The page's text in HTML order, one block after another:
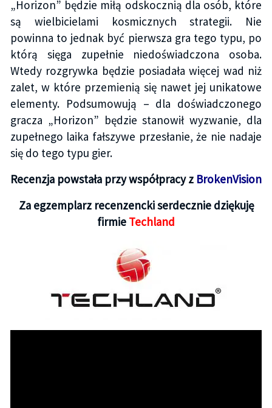
„Horizon” będzie miłą odskocznią dla osób, które
są wielbicielami kosmicznych strategii. Nie
powinna to jednak być pierwsza gra tego typu, po
którą sięga zupełnie niedoświadczona osoba.
Wtedy rozgrywka będzie posiadała więcej wad niż
zalet, w które przemienią się nawet jej unikatowe
elementy. Podsumowują – dla doświadczonego
gracza „Horizon” będzie stanowił wyzwanie, dla
zupełnego laika fałszywe przesłanie, że nie nadaje
się do tego typu gier.
Recenzja powstała przy współpracy z BrokenVision
Za egzemplarz recenzencki serdecznie dziękuję
firmie Techland